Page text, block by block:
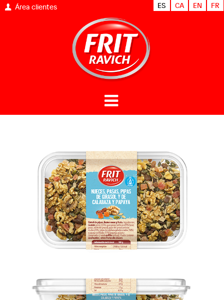
Área clientes ES CA EN FR